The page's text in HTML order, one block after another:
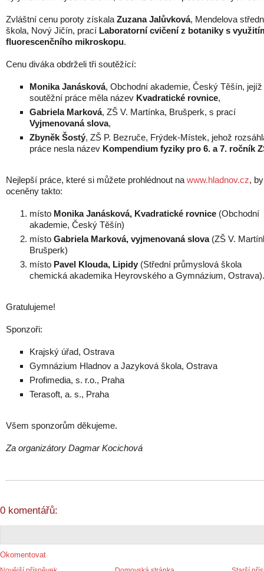
Zvláštní cenu poroty získala Zuzana Jalůvková, Mendelova
škola, Nový Jičín, prací Laboratorní cvičení z botaniky s
fluorescenčního mikroskopu.
Cenu diváka obdrželi tři soutěžící:
Monika Janásková, Obchodní akademie, Český Těšín, jejíž
soutěžní práce měla název Kvadratické rovnice,
Gabriela Marková, ZŠ V. Martínka, Brušperk, s prací
Vyjmenovaná slova,
Zbyněk Šostý, ZŠ P. Bezruče, Frýdek-Místek, jehož
práce nesla název Kompendium fyziky pro 6. a 7. ročník
Nejlepší práce, které si můžete prohlédnout na www.hladnov.cz,
oceněny takto:
místo Monika Janásková, Kvadratické rovnice (Obchodní
akademie, Český Těšín)
místo Gabriela Marková, vyjmenovaná slova(ZŠ V.
Brušperk)
místo Pavel Klouda, Lipidy (Střední průmyslová škola
chemická akademika Heyrovského a Gymnázium, Ostrava).
Gratulujeme!
Sponzoři:
Krajský úřad, Ostrava
Gymnázium Hladnov a Jazyková škola, Ostrava
Profimedia, s. r.o., Praha
Terasoft, a. s., Praha
Všem sponzorům děkujeme.
Za organizátory Dagmar Kocichová
0 komentářů:
Okomentovat